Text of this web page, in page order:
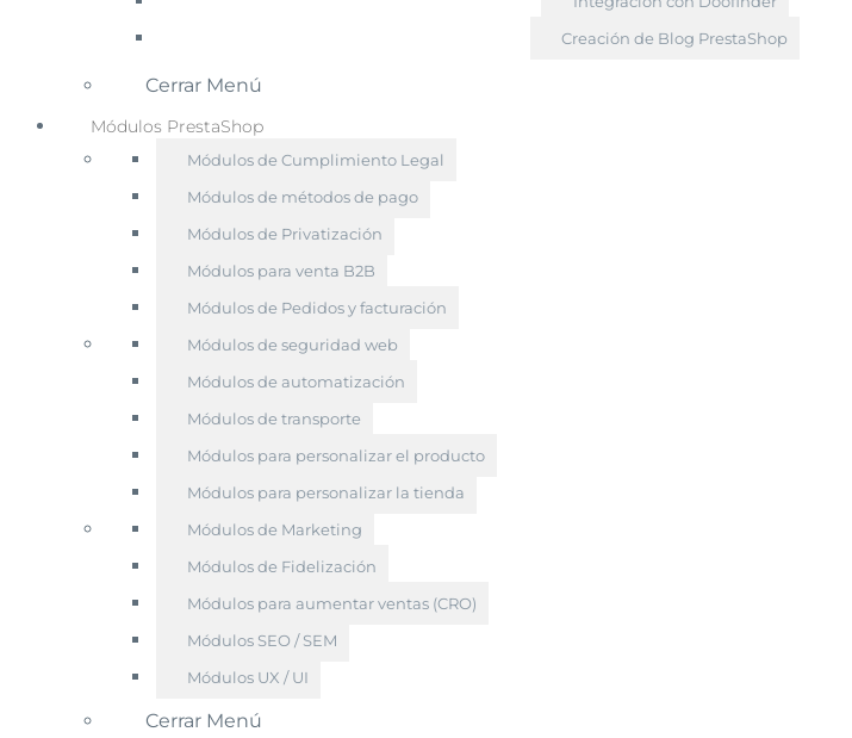
Creación de Blog PrestaShop
Cerrar Menú
Módulos PrestaShop
Módulos de Cumplimiento Legal
Módulos de métodos de pago
Módulos de Privatización
Módulos para venta B2B
Módulos de Pedidos y facturación
Módulos de seguridad web
Módulos de automatización
Módulos de transporte
Módulos para personalizar el producto
Módulos para personalizar la tienda
Módulos de Marketing
Módulos de Fidelización
Módulos para aumentar ventas (CRO)
Módulos SEO / SEM
Módulos UX / UI
Cerrar Menú